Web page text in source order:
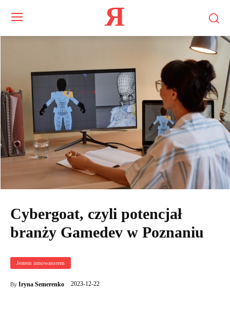
Я
Cybergoat, czyli potencjał
branży Gamedev w Poznaniu
Jestem innowatorem
By Iryna Semerenko 2023-12-22